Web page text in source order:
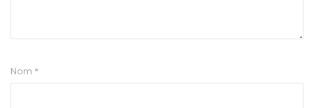
Nom *